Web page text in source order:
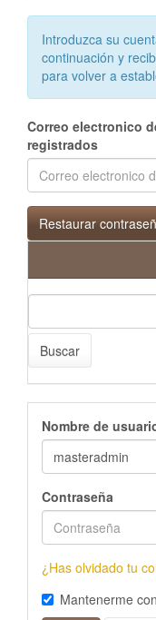
Introduzca su
continuación y
para volver a
Correo electronico
registrados
Restaurar
Buscar
Nombre de
Contraseña
¿Has olvidado tu
Mantenerme